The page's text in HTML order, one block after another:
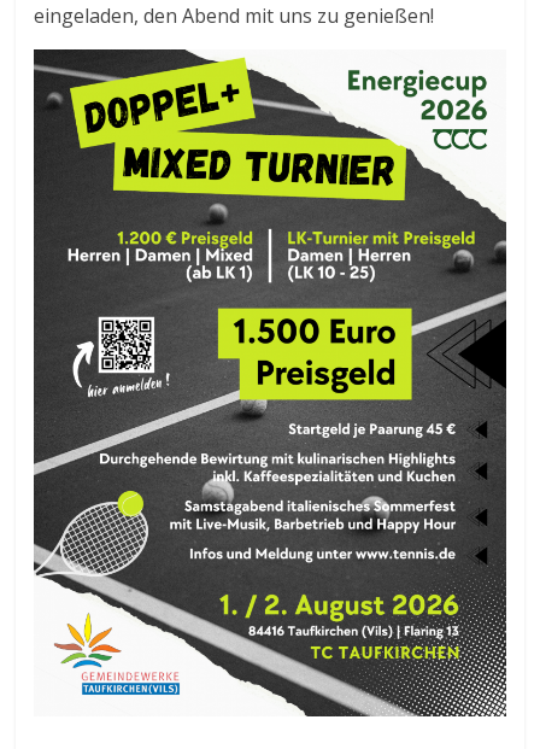
eingeladen, den Abend mit uns zu genießen!